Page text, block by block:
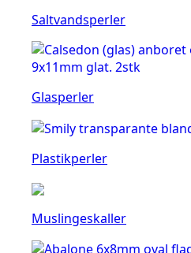
Saltvandsperler
Glasperler
Plastikperler
Muslingeskaller